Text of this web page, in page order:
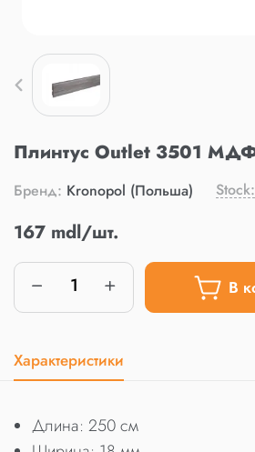
Плинтус Outlet 3501
Бренд: Kronopol (Польша) Stock:
167 mdl/шт.
В
Характеристики
Длина: 250 см